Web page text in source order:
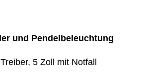
und Pendelbeleuchtung
5 Zoll mit Notfall